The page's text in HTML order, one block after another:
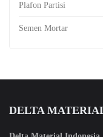
Plafon Partisi
Semen Mortar
DELTA